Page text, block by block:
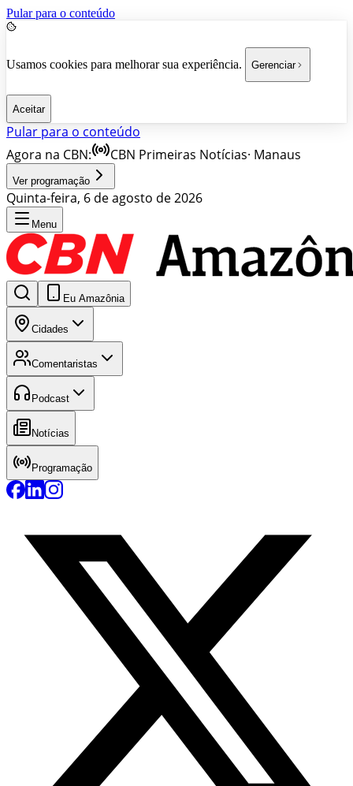
Pular para o conteúdo
Usamos cookies para melhorar sua experiência. Gerenciar
Aceitar
Pular para o conteúdo
Agora na CBN:
CBN Primeiras Notícias· Manaus
Ver programação
Quinta-feira, 6 de agosto de 2026
Menu
Eu Amazônia
Cidades
Comentaristas
Podcast
Notícias
Programação